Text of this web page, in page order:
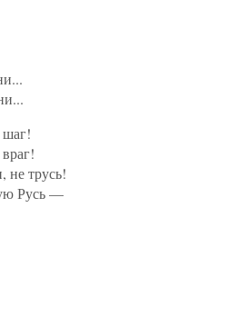
не трусь!
Русь —